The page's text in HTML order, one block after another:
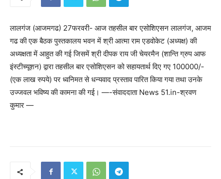
लालगंज (आजमगढ) 27फरवरी- आज तहसील बार एसोशिएसन लालगंज, आजम
गढ की एक बैठक पुस्तकालय भवन में श्री आत्मा राम एडवोकेट (अध्यक्ष) की
अध्यक्षता में आहुत की गई जिसमें श्री दीपक राय जी चेयरमैन (शान्ति ग्रुप आफ
इंस्टीच्यूशन) द्वारा तहसील बार एसोशिएसन को सहायतार्थ दिए गए 100000/-
(एक लाख रुपये) पर ध्वनिमत से धन्यवाद प्रस्ताव पारित किया गया तथा उनके
उज्जवल भविष्य की कामना की गई। —-संवाददाता News 51.in-श्रवण
कुमार —